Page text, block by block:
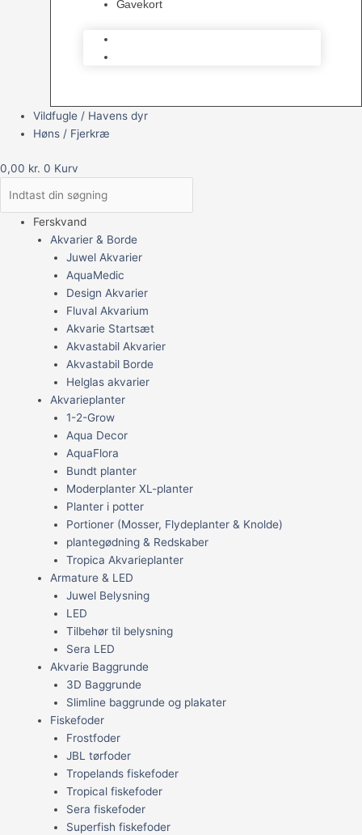
Gavekort
Vildfugle / Havens dyr
Høns / Fjerkræ
0,00 kr. 0 Kurv
Ferskvand
Akvarier & Borde
Juwel Akvarier
AquaMedic
Design Akvarier
Fluval Akvarium
Akvarie Startsæt
Akvastabil Akvarier
Akvastabil Borde
Helglas akvarier
Akvarieplanter
1-2-Grow
Aqua Decor
AquaFlora
Bundt planter
Moderplanter XL-planter
Planter i potter
Portioner (Mosser, Flydeplanter & Knolde)
plantegødning & Redskaber
Tropica Akvarieplanter
Armature & LED
Juwel Belysning
LED
Tilbehør til belysning
Sera LED
Akvarie Baggrunde
3D Baggrunde
Slimline baggrunde og plakater
Fiskefoder
Frostfoder
JBL tørfoder
Tropelands fiskefoder
Tropical fiskefoder
Sera fiskefoder
Superfish fiskefoder